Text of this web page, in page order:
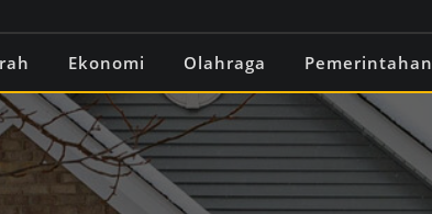
Ekonomi Olahraga Pemerintahan